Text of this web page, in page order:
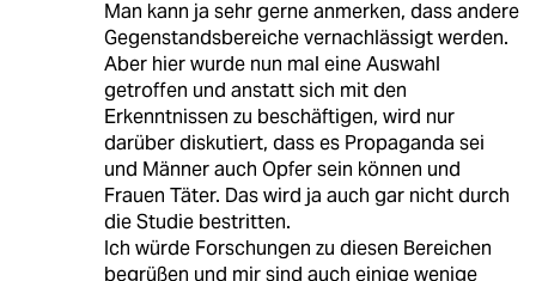
Man kann ja sehr gerne anmerken, dass andere
Gegenstandsbereiche vernachlässigt werden.
Aber hier wurde nun mal eine Auswahl
getroffen und anstatt sich mit den
Erkenntnissen zu beschäftigen, wird nur
darüber diskutiert, dass es Propaganda sei
und Männer auch Opfer sein können und
Frauen Täter. Das wird ja auch gar nicht durch
die Studie bestritten.
Ich würde Forschungen zu diesen Bereichen
begrüßen und mir sind auch einige wenige